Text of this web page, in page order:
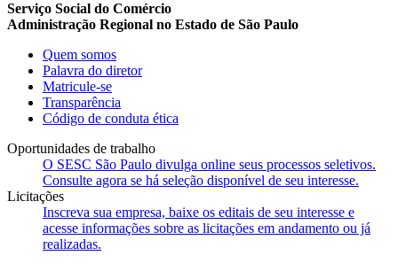
Serviço Social do Comércio
Administração Regional no Estado de São Paulo
Quem somos
Palavra do diretor
Matricule-se
Transparência
Código de conduta ética
Oportunidades de trabalho
O SESC São Paulo divulga online seus processos seletivos.
Consulte agora se há seleção disponível de seu interesse.
Licitações
Inscreva sua empresa, baixe os editais de seu interesse e
acesse informações sobre as licitações em andamento ou já
realizadas.